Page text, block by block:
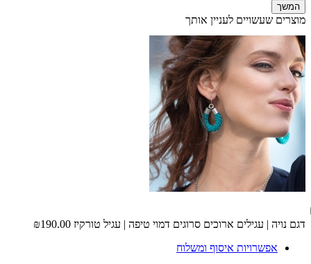
המשך
מוצרים שעשויים לעניין אותך
דגם נויה | עגילים ארוכים סרוגים דמוי טיפה | עגיל טורקיז ₪190.00
אפשרויות איסוף ומשלוח